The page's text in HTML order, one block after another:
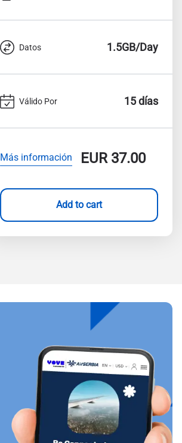
Datos 1.5GB/Day
Válido Por 15 días
Más información EUR37.00
Add to cart